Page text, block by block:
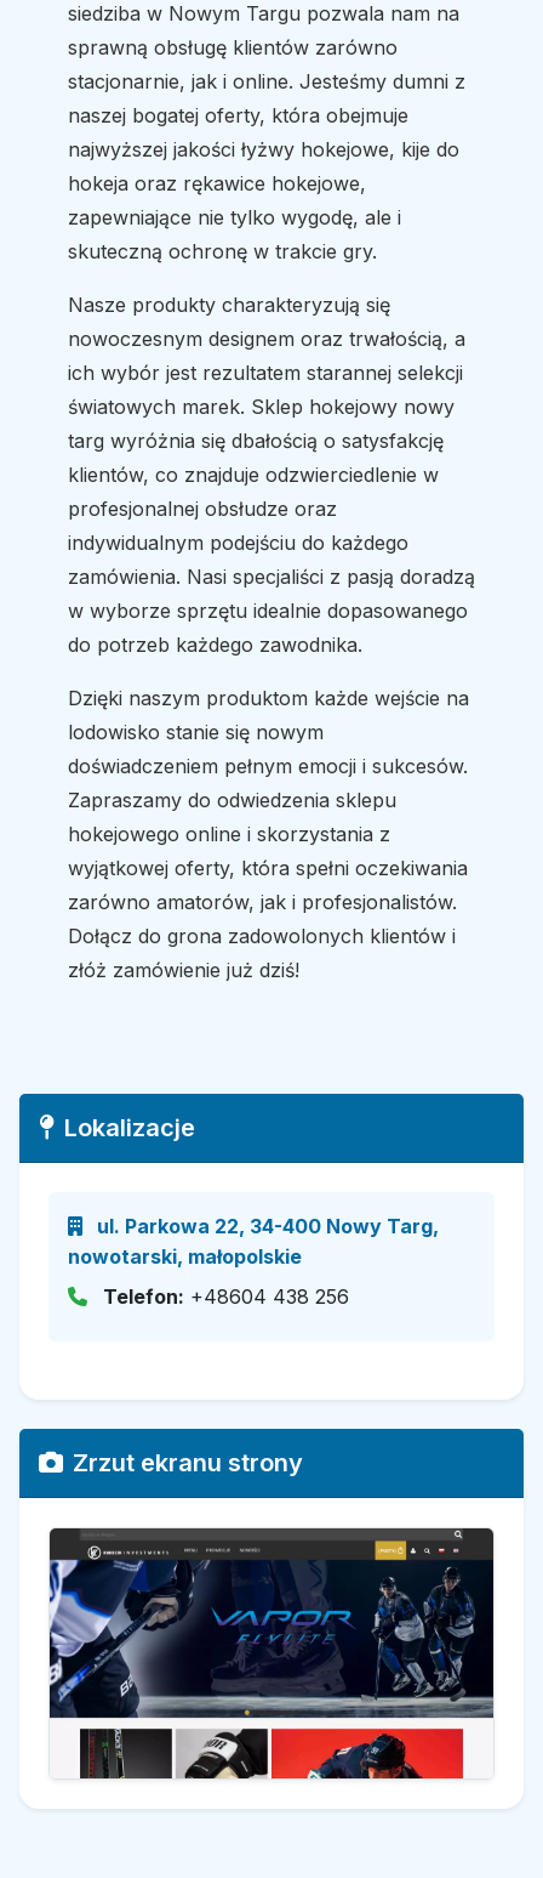
siedziba w Nowym Targu pozwala nam na
sprawną obsługę klientów zarówno
stacjonarnie, jak i online. Jesteśmy dumni z
naszej bogatej oferty, która obejmuje
najwyższej jakości łyżwy hokejowe, kije do
hokeja oraz rękawice hokejowe,
zapewniające nie tylko wygodę, ale i
skuteczną ochronę w trakcie gry.
Nasze produkty charakteryzują się
nowoczesnym designem oraz trwałością, a
ich wybór jest rezultatem starannej selekcji
światowych marek. Sklep hokejowy nowy
targ wyróżnia się dbałością o satysfakcję
klientów, co znajduje odzwierciedlenie w
profesjonalnej obsłudze oraz
indywidualnym podejściu do każdego
zamówienia. Nasi specjaliści z pasją doradzą
w wyborze sprzętu idealnie dopasowanego
do potrzeb każdego zawodnika.
Dzięki naszym produktom każde wejście na
lodowisko stanie się nowym
doświadczeniem pełnym emocji i sukcesów.
Zapraszamy do odwiedzenia sklepu
hokejowego online i skorzystania z
wyjątkowej oferty, która spełni oczekiwania
zarówno amatorów, jak i profesjonalistów.
Dołącz do grona zadowolonych klientów i
złóż zamówienie już dziś!
Lokalizacje
ul. Parkowa 22, 34-400 Nowy Targ,
nowotarski, małopolskie
Telefon: +48604 438 256
Zrzut ekranu strony